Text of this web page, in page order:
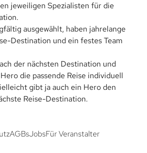
jeweiligen Spezialisten für die
ausgewählt, haben jahrelange
Destination und ein festes Team
der nächsten Destination und
die passende Reise individuell
gibt ja auch ein Hero den
Reise-Destination.
AGBsJobsFür Veranstalter